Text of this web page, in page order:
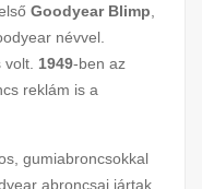
Goodyear Blimp,
névvel.
volt. 1949-ben az
reklám is a
gumiabroncsokkal
abroncsai jártak